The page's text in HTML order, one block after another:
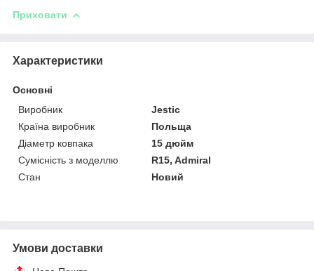
Приховати
Характеристики
Основні
Виробник
Jestic
Країна виробник
Польща
Діаметр ковпака
15 дюйм
Сумісність з моделлю
R15, Admiral
Стан
Новий
Умови доставки